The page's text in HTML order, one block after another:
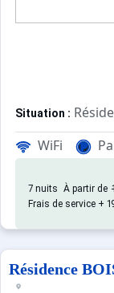
Situation :
La Clusaz -
WiFi
7 nuits À partir de
Frais de service +
Résidence